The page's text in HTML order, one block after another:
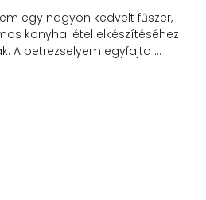
egy nagyon kedvelt fűszer,
konyhai étel elkészítéséhez
A petrezselyem egyfajta …